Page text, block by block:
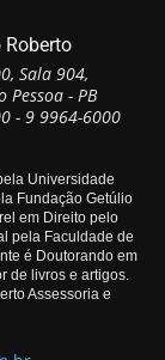
Sala 904,
Pessoa - PB
- 9 9964-6000
Universidade
Fundação Getúlio
em Direito pelo
pela Faculdade de
é Doutorando em
de livros e artigos.
Assessoria e